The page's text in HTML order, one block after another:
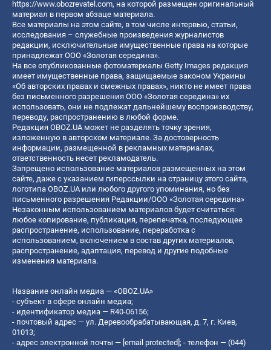
https://www.obozrevatel.com, на которой размещен оригинальный
материал в первом абзаце материала.
Все материалы на этом сайте, в том числе интервью, статьи,
исследования – служебные произведения журналистов
редакции, исключительные имущественные права на которые
принадлежат ООО «Золотая середина».
На все опубликованные фотоматериалы Getty Images редакция
имеет имущественные права, защищаемые законом Украины
«Об авторских правах и смежных правах», никто не имеет права
без письменного разрешения ООО «Золотая середина» их
использовать, они не подлежат дальнейшему воспроизводству,
переводу, распространению в любой форме.
Редакция OBOZ.UA может не разделять точку зрения,
изложенную в авторском материале. За достоверность
информации, размещенной в рекламных материалах,
ответственность несет рекламодатель.
Запрещено использование материалов размещенных на этом
сайте, даже с указанием гиперссылки на страницу этого сайта,
логотипа OBOZ.UA или любого другого упоминания, но без
письменного разрешения Редакции/ООО «Золотая середина»
Незаконным использованием материалов будет считаться:
любое копирование, публикация, перепечатка, последующее
распространение, использование, переработка с
использованием, включением в состав других материалов,
распространение, адаптация, перевод и другие подобные
изменения материала.
Название онлайн медиа — «OBOZ.UA»
- субъект в сфере онлайн медиа;
- идентификатор медиа — R40-06156;
- почтовый адрес — ул. Деревообрабатывающая, д. 7, г. Киев,
01013;
- адрес электронной почты — [email protected]; - телефон — (044)